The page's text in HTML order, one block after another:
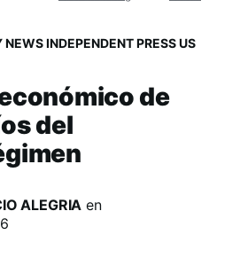
NEWS INDEPENDENT PRESS US
de
del
ALEGRIA en